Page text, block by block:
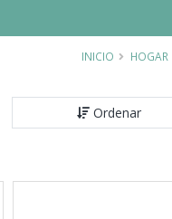
INICIO HOGAR
Ordenar